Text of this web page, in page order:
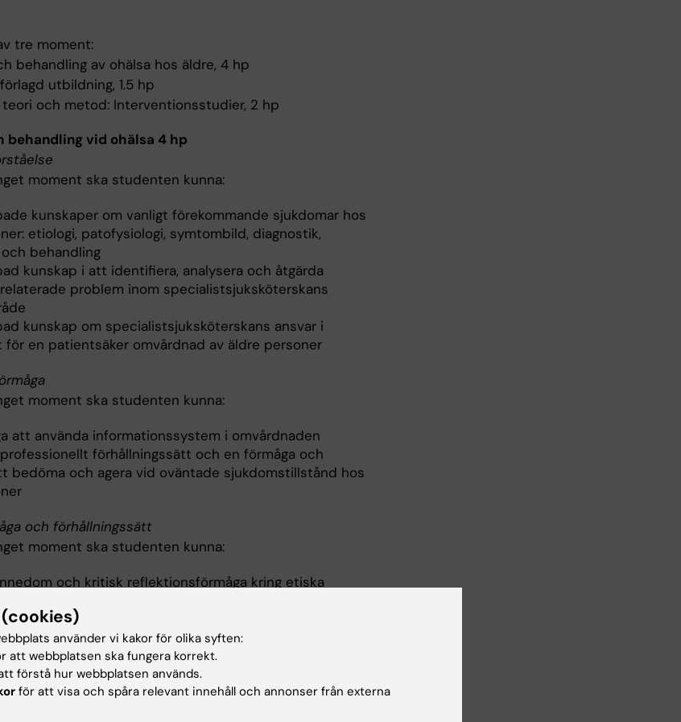
tre moment:
behandling av ohälsa hos äldre, 4 hp
utbildning, 1.5 hp
teori och metod: Interventionsstudier, 2 hp
behandling vid ohälsa 4 hp
moment ska studenten kunna:
kunskaper om vanligt förekommande sjukdomar hos
etiologi, patofysiologi, symtombild, diagnostik,
behandling
kunskap i att identifiera, analysera och åtgärda
problem inom specialistsjuksköterskans
kunskap om specialistsjuksköterskans ansvar i
för en patientsäker omvårdnad av äldre personer
moment ska studenten kunna:
att använda informationssystem i omvårdnaden
förhållningssätt och en förmåga och
bedöma och agera vid oväntade sjukdomstillstånd hos
och förhållningssätt
moment ska studenten kunna:
och kritisk reflektionsförmåga kring etiska
utbildning, 1.5 hp
moment ska studenten kunna:
att medverka vid och självständigt utföra
använder vi kakor för olika syften:
att webbplatsen ska fungera korrekt.
förstå hur webbplatsen används.
för att visa och spåra relevant innehåll och annonser från externa